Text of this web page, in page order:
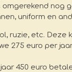
nog
uniform en
ruzie, etc. Deze
275 euro per
450 euro